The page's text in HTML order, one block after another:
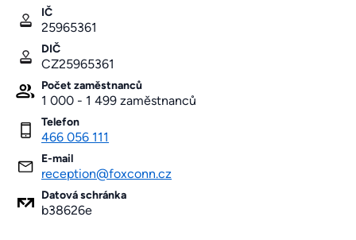
IČ
25965361
DIČ
CZ25965361
Počet zaměstnanců
1 000 - 1 499 zaměstnanců
Telefon
466 056 111
E-mail
reception@foxconn.cz
Datová schránka
b38626e